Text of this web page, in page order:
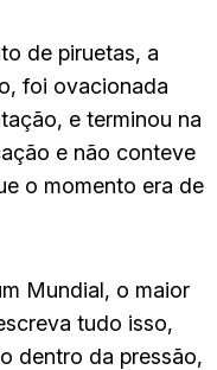
de piruetas, a
foi ovacionada
e terminou na
e não conteve
o momento era de
Mundial, o maior
tudo isso,
dentro da pressão,